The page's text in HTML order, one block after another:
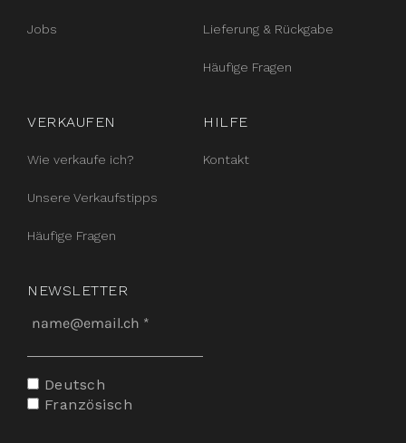
Jobs Lieferung & Rückgabe
Häufige Fragen
VERKAUFEN
Wie verkaufe ich?
Unsere Verkaufstipps
Häufige Fragen
HILFE
Kontakt
NEWSLETTER
Deutsch
Französisch